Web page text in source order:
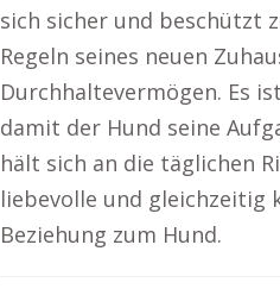
sich sicher und beschützt
Regeln seines neuen
Durchhaltevermögen. Es
damit der Hund seine
hält sich an die täglichen
liebevolle und gleichzeitig
Beziehung zum Hund.